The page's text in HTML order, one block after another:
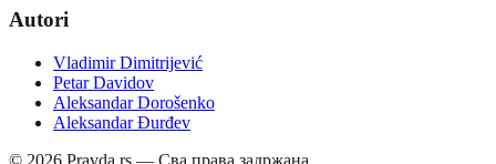
Autori
Vladimir Dimitrijević
Petar Davidov
Aleksandar Dorošenko
Aleksandar Đurđev
© 2026 Pravda.rs — Сва права задржана